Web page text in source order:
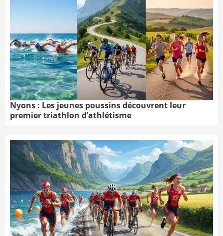
Nyons : Les jeunes poussins découvrent leur
premier triathlon d’athlétisme